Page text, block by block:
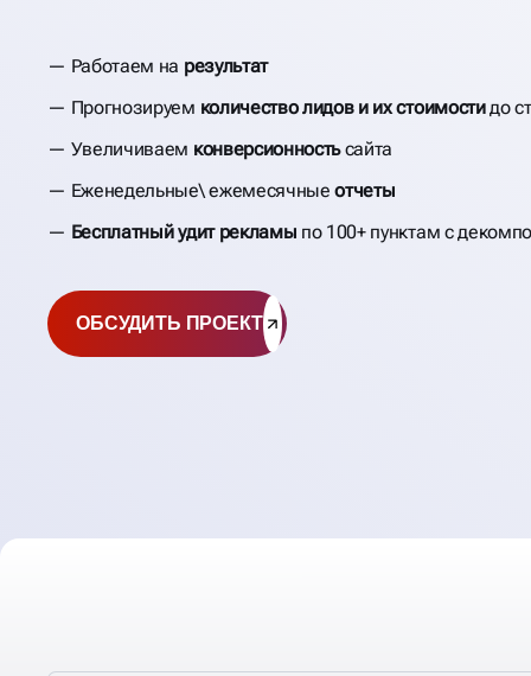
Работаем на результат
Прогнозируем количество лидов и их стоимостидо
Увеличиваем конверсионностьсайта
Еженедельные\ ежемесячныеотчеты
Бесплатный удит рекламы по 100+ пунктам с
ОБСУДИТЬ ПРОЕКТ